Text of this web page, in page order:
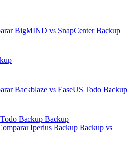
BigMIND vs SnapCenter Backup
Backblaze vs EaseUS Todo Backup
Backup Backup
Iperius Backup Backup vs